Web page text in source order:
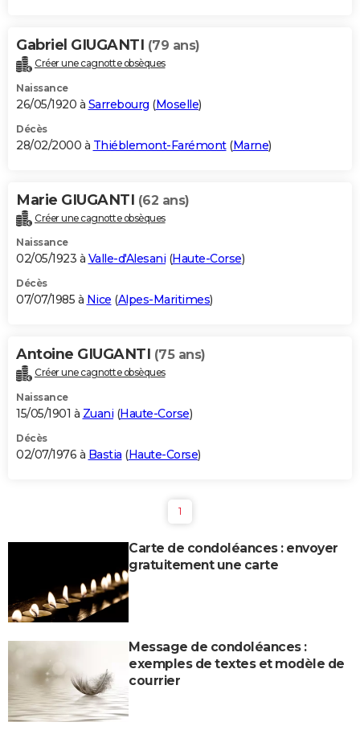
Gabriel GIUGANTI (79 ans)
Créer une cagnotte obsèques
Naissance
26/05/1920 à Sarrebourg (Moselle)
Décès
28/02/2000 à Thiéblemont-Farémont(Marne)
Marie GIUGANTI (62 ans)
Créer une cagnotte obsèques
Naissance
02/05/1923 à Valle-d'Alesani (Haute-Corse)
Décès
07/07/1985 à Nice (Alpes-Maritimes)
Antoine GIUGANTI (75 ans)
Créer une cagnotte obsèques
Naissance
15/05/1901 à Zuani (Haute-Corse)
Décès
02/07/1976 à Bastia (Haute-Corse)
1
Carte de condoléances : envoyer
gratuitement une carte
Message de condoléances :
exemples de textes et modèle de
courrier